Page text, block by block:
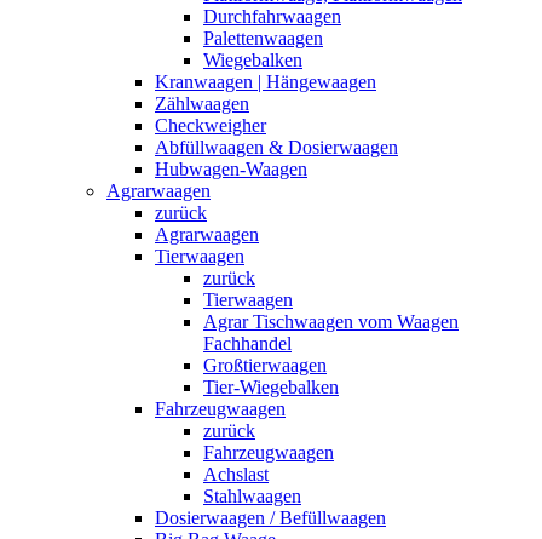
Durchfahrwaagen
Palettenwaagen
Wiegebalken
Kranwaagen | Hängewaagen
Zählwaagen
Checkweigher
Abfüllwaagen & Dosierwaagen
Hubwagen-Waagen
Agrarwaagen
zurück
Agrarwaagen
Tierwaagen
zurück
Tierwaagen
Agrar Tischwaagen vom Waagen
Fachhandel
Großtierwaagen
Tier-Wiegebalken
Fahrzeugwaagen
zurück
Fahrzeugwaagen
Achslast
Stahlwaagen
Dosierwaagen / Befüllwaagen